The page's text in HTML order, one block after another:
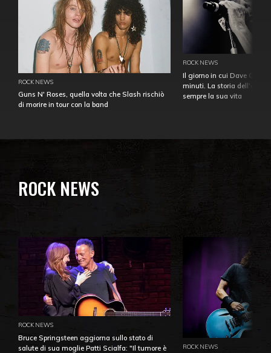
ROCK NEWS
Guns N' Roses, quella volta che Slash rischiò
di morire in tour con la band
ROCK NEWS
Il giorno in cui Dave
minuti. La storia
sempre la sua vita
ROCK NEWS
ROCK NEWS
Bruce Springsteen aggiorna sullo stato di
salute di sua moglie Patti Scialfa: "Il tumore è
ROCK NEWS